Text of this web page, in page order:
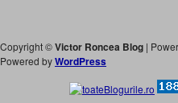
Copyright ©Victor Roncea Blog |
Powered byWordPress